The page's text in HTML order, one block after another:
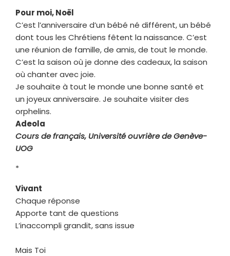
Pour moi, Noël
C’est l’anniversaire d’un bébé né différent, un bébé
dont tous les Chrétiens fêtent la naissance. C’est
une réunion de famille, de amis, de tout le monde.
C’est la saison où je donne des cadeaux, la saison
où chanter avec joie.
Je souhaite à tout le monde une bonne santé et
un joyeux anniversaire. Je souhaite visiter des
orphelins.
Adeola
Cours de français, Université ouvrière de Genève-
UOG
*
Vivant
Chaque réponse
Apporte tant de questions
L’inaccompli grandit, sans issue
Mais Toi